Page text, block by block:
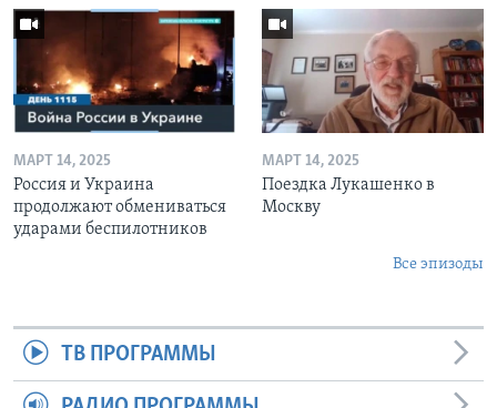
МАРТ 14, 2025
Россия и Украина
продолжают обмениваться
ударами беспилотников
МАРТ 14, 2025
Поездка Лукашенко в
Москву
Все эпизоды
ТВ ПРОГРАММЫ